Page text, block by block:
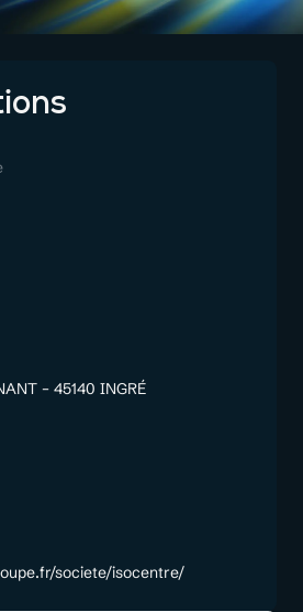
– 45140 INGRÉ
societe/isocentre/